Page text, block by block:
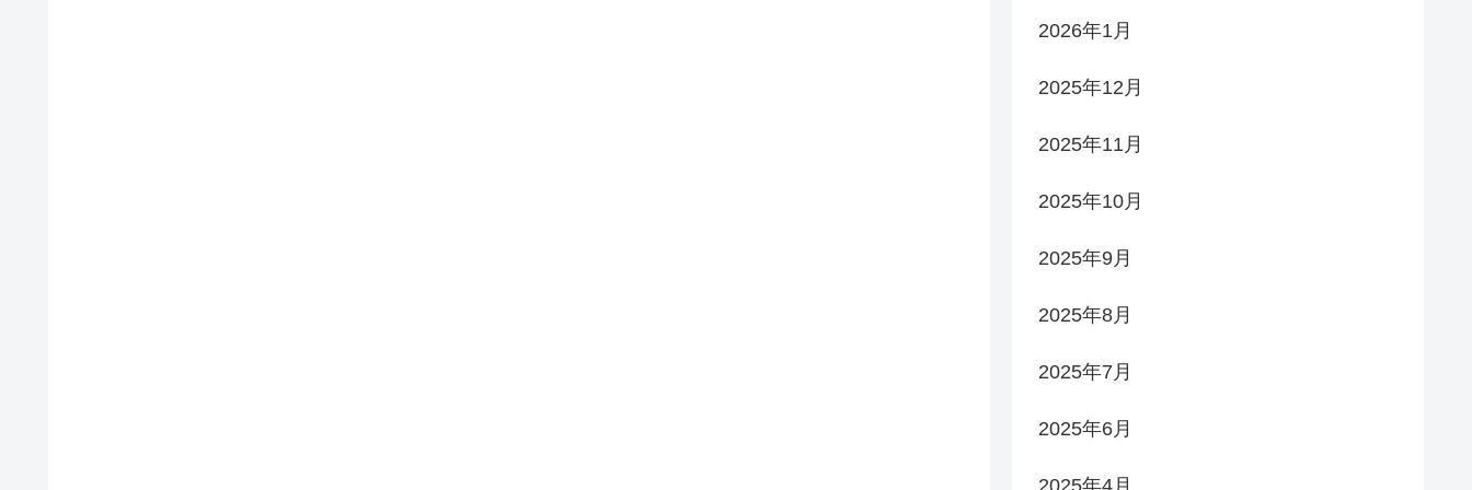
2026年1月
2025年12月
2025年11月
2025年10月
2025年9月
2025年8月
2025年7月
2025年6月
2025年4月